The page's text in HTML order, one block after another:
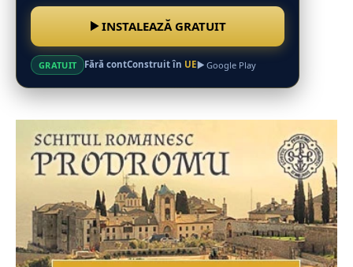
INSTALEAZĂ GRATUIT
GRATUIT Fără contConstruit în UE Google Play